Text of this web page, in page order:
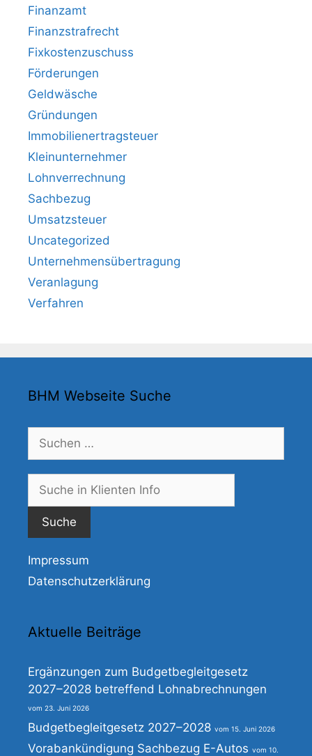
Finanzamt
Finanzstrafrecht
Fixkostenzuschuss
Förderungen
Geldwäsche
Gründungen
Immobilienertragsteuer
Kleinunternehmer
Lohnverrechnung
Sachbezug
Umsatzsteuer
Uncategorized
Unternehmensübertragung
Veranlagung
Verfahren
BHM Webseite Suche
nach:
Impressum
Datenschutzerklärung
Aktuelle Beiträge
Ergänzungen zum Budgetbegleitgesetz
2027–2028 betreffend Lohnabrechnungen
23. Juni 2026
Budgetbegleitgesetz 2027–2028 15. Juni 2026
Vorabankündigung Sachbezug E-Autos 10.